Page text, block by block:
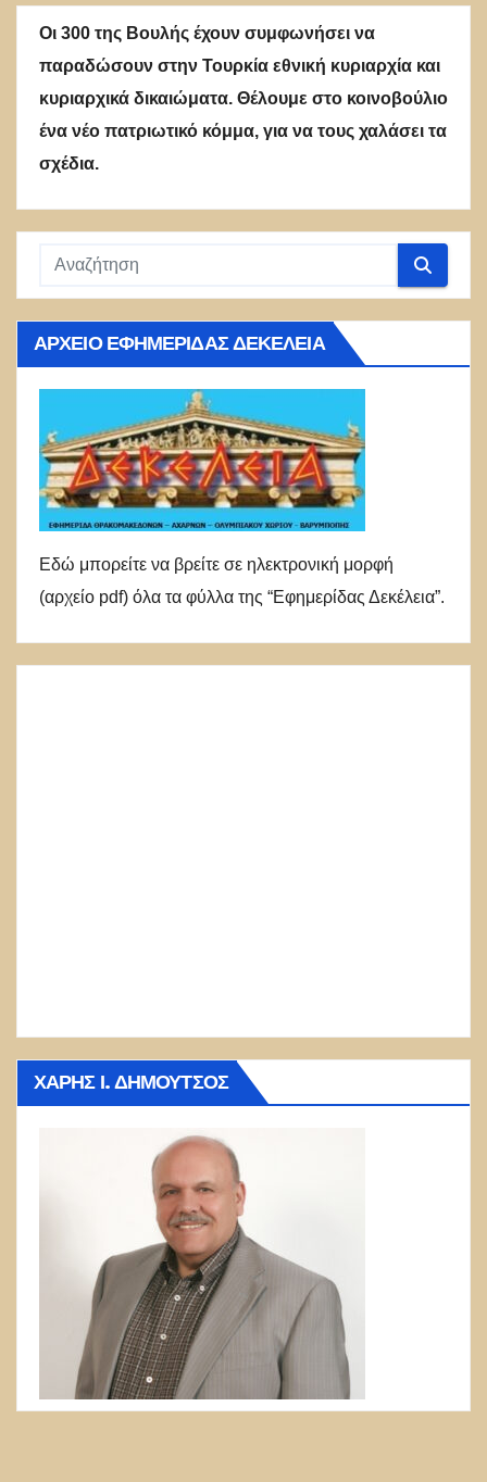
Οι 300 της Βουλής έχουν συμφωνήσει να
παραδώσουν στην Τουρκία εθνική κυριαρχία και
κυριαρχικά δικαιώματα. Θέλουμε στο κοινοβούλιο
ένα νέο πατριωτικό κόμμα, για να τους χαλάσει τα
σχέδια.
ΑΡΧΕΊΟ ΕΦΗΜΕΡΊΔΑΣ ΔΕΚΈΛΕΙΑ
Εδώ μπορείτε να βρείτε σε ηλεκτρονική μορφή
(αρχείο pdf) όλα τα φύλλα της “Εφημερίδας Δεκέλεια”.
ΧΆΡΗΣ Ι. ΔΗΜΟΎΤΣΟΣ